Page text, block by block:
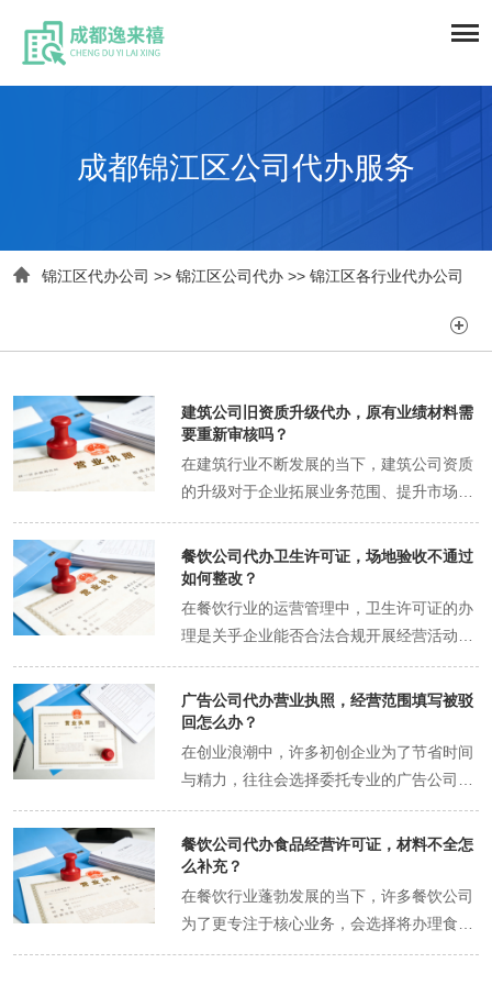
成都锦江区公司代办服务
 锦江区代办公司 >> 锦江区公司代办 >> 锦江区各行业代办公司

建筑公司旧资质升级代办，原有业绩材料需
要重新审核吗？
在建筑行业不断发展的当下，建筑公司资质
的升级对于企业拓展业务范围、提升市场竞
争力有着至关重要的意义。许多建筑公司出
于自身发展需求，会选择通过代办机构来处
理旧资质升级的相关事宜，这其中就涉及到
一个关键问题：原有业绩材料在旧资质升级
代办过程中需要重新审核吗？ 建筑公司资质
承接范围、项目规模等都有明确且严格的规
步。 而业绩材料，作为建筑公司实力的重要
证明，在资质升级审核中占据着核心地位。
它详细记录了企业过往承接的各类工程项目
信息，包括项目名称、规模、合同金额、竣
工验收情况等。这些材料不仅反映了企业的
餐饮公司代办卫生许可证，场地验收不通过
如何整改？
在餐饮行业的运营管理中，卫生许可证的办
理是关乎企业能否合法合规开展经营活动的
关键环节。其中，餐饮公司代办卫生许可证
的过程，犹如一场严谨细致的“闯关挑战”，
而场地验收不通过则是这一过程中常见却不
容小觑的“关卡”。 卫生许可证，对于餐饮公
司而言，绝非一张简单的纸片，它是餐饮行
生状况的权威认可。没有这张许可证，餐饮
广告公司代办营业执照，经营范围填写被驳
回怎么办？
在创业浪潮中，许多初创企业为了节省时间
与精力，往往会选择委托专业的广告公司代
办营业执照等工商注册相关事宜。这一做法
确实能够高效地推进企业筹备进程，让创业
者将更多心思放在业务规划与市场开拓上。
然而，在代办过程中，有时会遇到一些意料
之外的问题，其中较为常见的一种便是经营
餐饮公司代办食品经营许可证，材料不全怎
么补充？
在餐饮行业蓬勃发展的当下，许多餐饮公司
为了更专注于核心业务，会选择将办理食品
经营许可证这类行政事务委托给专业的代办